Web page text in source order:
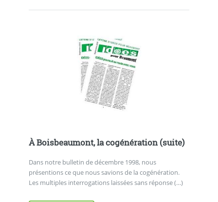
À Boisbeaumont, la cogénération (suite)
Dans notre bulletin de décembre 1998, nous
présentions ce que nous savions de la cogénération.
Les multiples interrogations laissées sans réponse (…)